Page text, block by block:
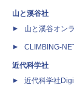
山と溪谷社
山と溪谷オン
CLIMBING-
近代科学社
近代科学社